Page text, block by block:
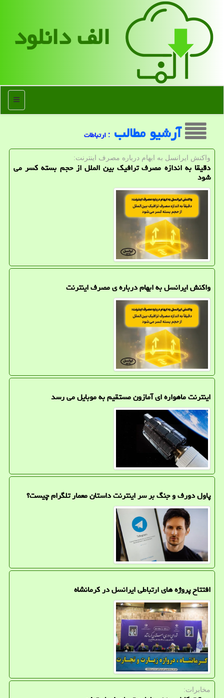
الف دانلود
منو
آرشیو مطالب : ارتباطات
واكنش ایرانسل به ابهام درباره مصرف اینترنت:
دقیقا به اندازه مصرف ترافیک بین الملل از حجم بسته کسر می
شود
واکنش ایرانسل به ابهام درباره ی مصرف اینترنت
اینترنت ماهواره ای آمازون مستقیم به موبایل می رسد
پاول دورف و جنگ بر سر اینترنت داستان معمار تلگرام چیست؟
افتتاح پروژه های ارتباطی ایرانسل در کرمانشاه
مخابرات: